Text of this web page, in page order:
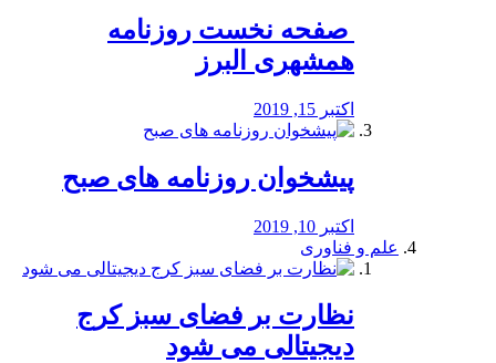
️ صفحه نخست روزنامه‌
همشهری البرز
اکتبر 15, 2019
پیشخوان روزنامه های صبح
اکتبر 10, 2019
علم و فناوری
نظارت بر فضای سبز کرج
دیجیتالی می شود